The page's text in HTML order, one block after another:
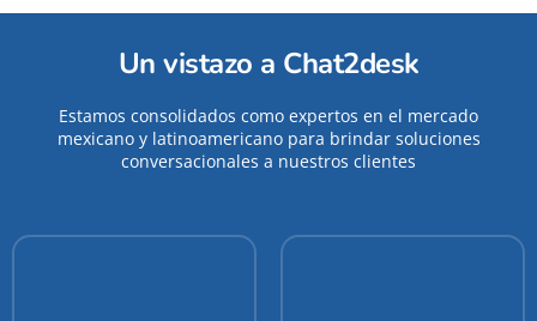
Un vistazo a Chat2desk
Estamos consolidados como expertos en el mercado
mexicano y latinoamericano para brindar soluciones
conversacionales a nuestros clientes